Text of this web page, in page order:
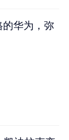
华为，弥